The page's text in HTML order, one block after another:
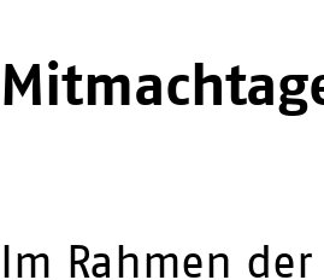
Im Rahmen